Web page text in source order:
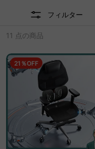
フィルター
11 点の商品
21％OFF